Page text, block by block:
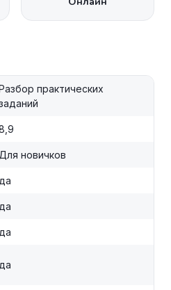
практических
Для новичков
да
да
да
да